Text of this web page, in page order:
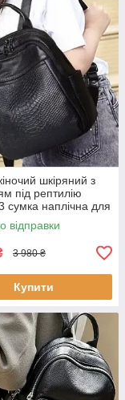
шкіряний з
під рептилію
сумка наплічна для
натуральна
відправки
3 980 ₴
Купити